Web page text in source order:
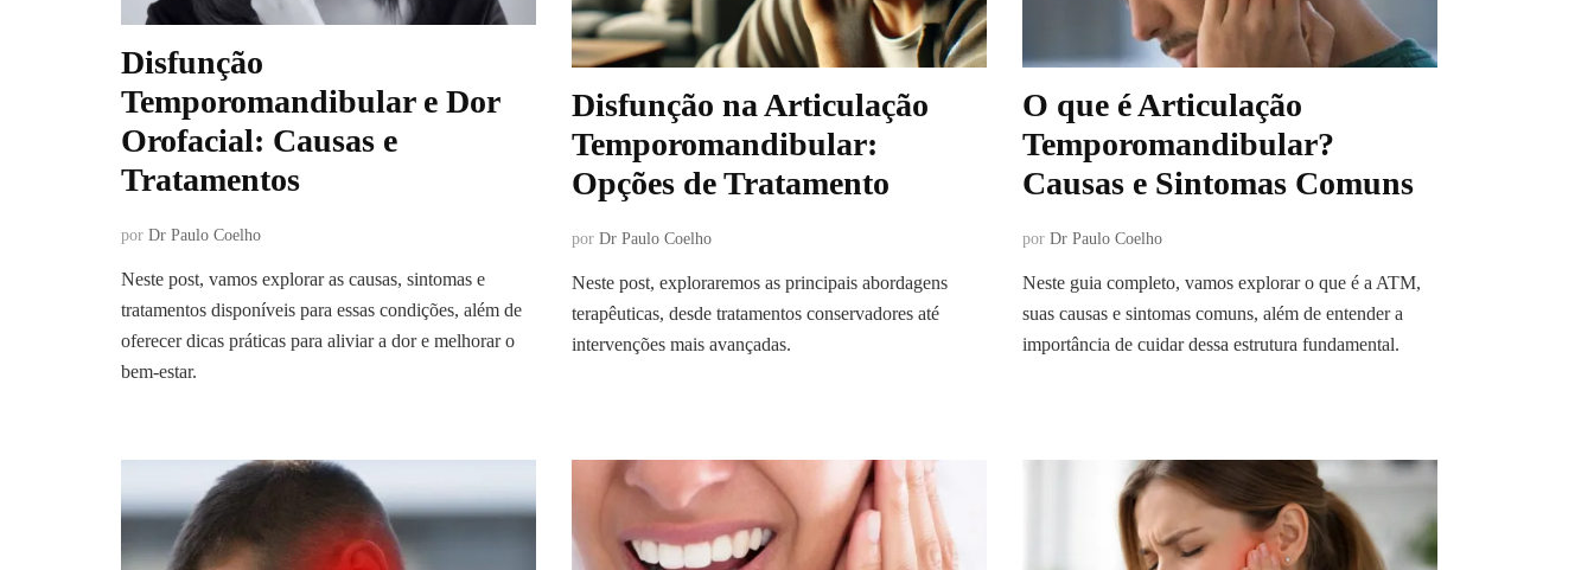
Disfunção
Temporomandibular e Dor
Orofacial: Causas e
Tratamentos
por Dr Paulo Coelho
Neste post, vamos explorar as causas, sintomas e
tratamentos disponíveis para essas condições, além de
oferecer dicas práticas para aliviar a dor e melhorar o
bem-estar.
Disfunção na Articulação
Temporomandibular:
Opções de Tratamento
por Dr Paulo Coelho
Neste post, exploraremos as principais abordagens
terapêuticas, desde tratamentos conservadores até
intervenções mais avançadas.
O que é Articulação
Temporomandibular?
Causas e Sintomas Comuns
por Dr Paulo Coelho
Neste guia completo, vamos explorar o que é a ATM,
suas causas e sintomas comuns, além de entender a
importância de cuidar dessa estrutura fundamental.